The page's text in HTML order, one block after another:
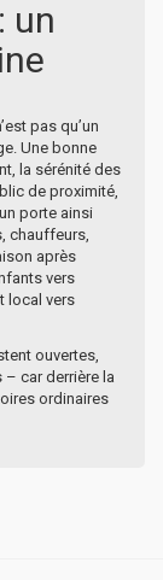
un
pas qu’un
Une bonne
la sérénité des
de proximité,
porte ainsi
chauffeurs,
après
vers
local vers
ouvertes,
car derrière la
ordinaires